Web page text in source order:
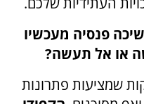
פנסיה מעכשיו
או אל תעשה?
שמציעות פתרונות